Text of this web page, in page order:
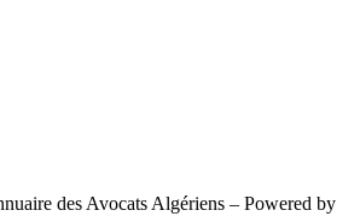
des Avocats Algériens – Powered by